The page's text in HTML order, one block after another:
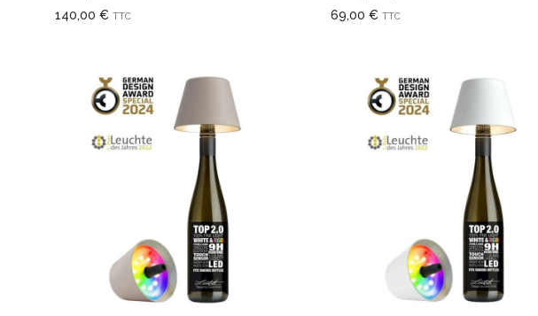
140,00 € TTC 69,00 € TTC